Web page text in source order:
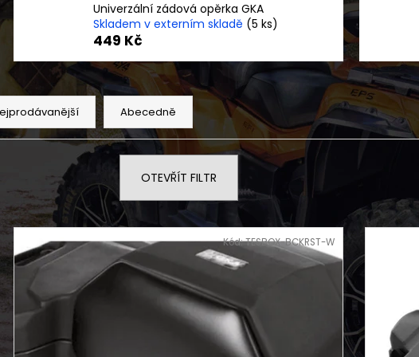
Univerzální zádová opěrka GKA
Skladem v externím skladě (5 ks)
449 Kč
Abecedně
OTEVŘÍT FILTR
Kód:TESBOX-BCKRST-W
VESTA PÁNSKÁ TRAIL
850 Kč
DĚTSKÁ BUGGY KAYO S70
33 990 Kč